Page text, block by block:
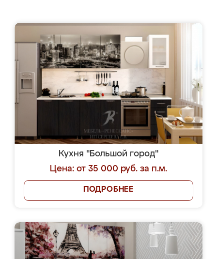
Кухня "Большой город"
Цена: от 35 000 руб. за п.м.
ПОДРОБНЕЕ